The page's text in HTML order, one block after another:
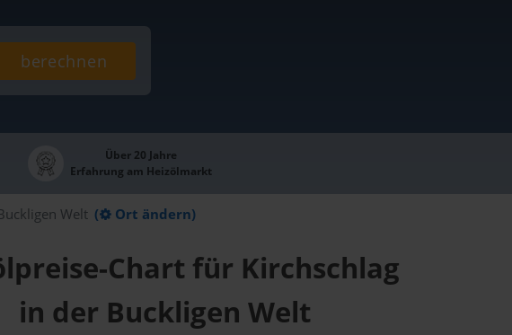
berechnen
Über 20 Jahre
Erfahrung am Heizölmarkt
Welt ( Ort ändern)
Chart für Kirchschlag
in der Buckligen Welt